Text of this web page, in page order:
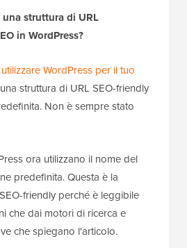
struttura di URL
in WordPress?
WordPress per il tuo
struttura di URL SEO-friendly
Non è sempre stato
ora utilizzano il nome del
predefinita. Questa è la
friendly perché è leggibile
che dai motori di ricerca e
che spiegano l'articolo.